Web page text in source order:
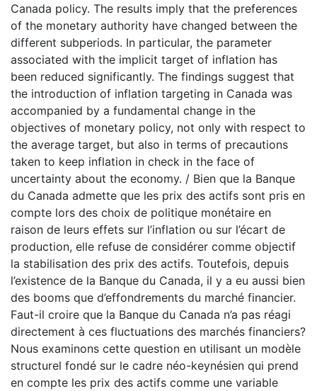
Canada policy. The results imply that the preferences
of the monetary authority have changed between the
different subperiods. In particular, the parameter
associated with the implicit target of inflation has
been reduced significantly. The findings suggest that
the introduction of inflation targeting in Canada was
accompanied by a fundamental change in the
objectives of monetary policy, not only with respect to
the average target, but also in terms of precautions
taken to keep inflation in check in the face of
uncertainty about the economy. / Bien que la Banque
du Canada admette que les prix des actifs sont pris en
compte lors des choix de politique monétaire en
raison de leurs effets sur l’inflation ou sur l’écart de
production, elle refuse de considérer comme objectif
la stabilisation des prix des actifs. Toutefois, depuis
l’existence de la Banque du Canada, il y a eu aussi bien
des booms que d’effondrements du marché financier.
Faut-il croire que la Banque du Canada n’a pas réagi
directement à ces fluctuations des marchés financiers?
Nous examinons cette question en utilisant un modèle
structurel fondé sur le cadre néo-keynésien qui prend
en compte les prix des actifs comme une variable